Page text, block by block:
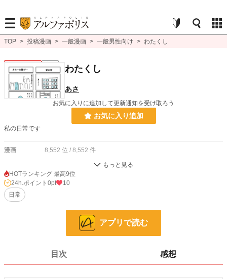
TOP > 投稿漫画 > 一般漫画 > 一般男性向け > わたくし
わたくし
あさ
お気に入りに追加して更新通知を受け取ろう
お気に入り追加
私の日常です
漫画 8,552 位 / 8,552 件
お気に入り 0
24h.ポイント
2026.04.13 12:38
HOTランキング 最高9位
24h.ポイント 0pt
10
日常
アプリで読む
目次 感想